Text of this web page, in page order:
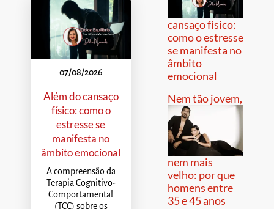
07/08/2026
Além do cansaço
físico: como o
estresse se
manifesta no
âmbito emocional
A compreensão da
Terapia Cognitivo-
Comportamental
(TCC) sobre os
cansaço físico:
como o estresse
se manifesta no
âmbito
emocional
Nem tão jovem,
nem mais
velho: por que
homens entre
35 e 45 anos